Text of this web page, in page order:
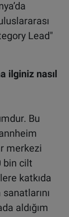
Lead"
ilginiz nasıl
Bu
merkezi
bin cilt
katkıda
aldığım